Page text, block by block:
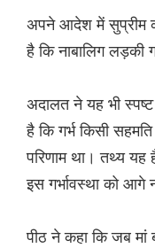
अपने आदेश में सुप्रीम
है कि नाबालिग लड़की
अदालत ने यह भी स्पष्ट
है कि गर्भ किसी
परिणाम था। तथ्य
इस गर्भावस्था को आगे
पीठ ने कहा कि जब मां